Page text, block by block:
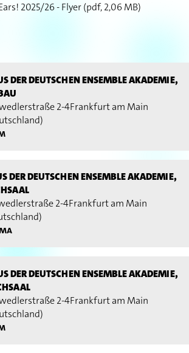
2025/26 - Flyer (pdf, 2,06 MB)
DER DEUTSCHEN ENSEMBLE AKADEMIE,
2-4Frankfurt am Main
DER DEUTSCHEN ENSEMBLE AKADEMIE,
2-4Frankfurt am Main
DER DEUTSCHEN ENSEMBLE AKADEMIE,
2-4Frankfurt am Main